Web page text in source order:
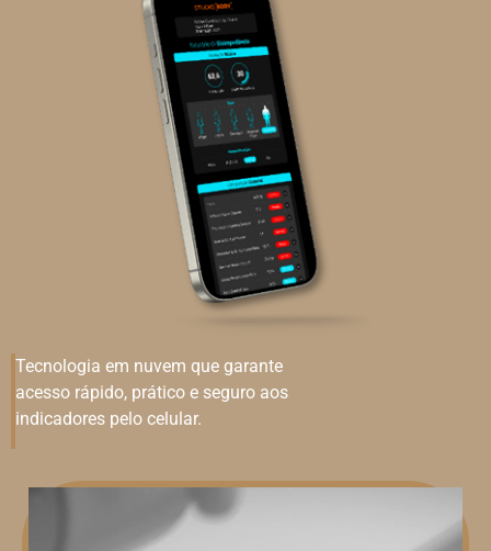
Tecnologia em nuvem que garante
acesso rápido, prático e seguro aos
indicadores pelo celular.